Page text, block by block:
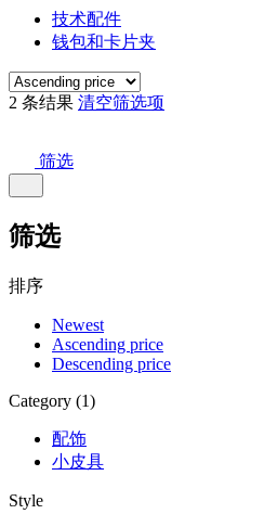
技术配件
钱包和卡片夹
2 条结果 清空筛选项
筛选
筛选
排序
Newest
Ascending price
Descending price
Category (1)
配饰
小皮具
Style